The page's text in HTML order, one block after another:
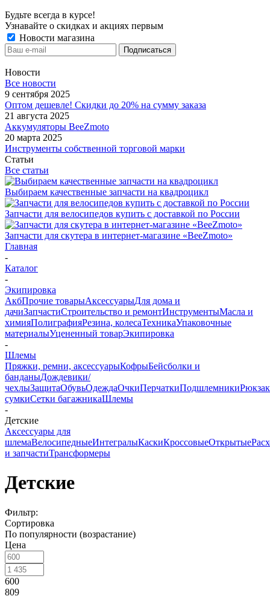
Будьте всегда в курсе!
Узнавайте о скидках и акциях первым
Новости магазина
Новости
Все новости
9 сентября 2025
Оптом дешевле! Скидки до 20% на сумму заказа
21 августа 2025
Аккумуляторы BeeZmoto
20 марта 2025
Инструменты собственной торговой марки
Статьи
Все статьи
Выбираем качественные запчасти на квадроцикл
Запчасти для велосипедов купить с доставкой по России
Запчасти для скутера в интернет-магазине «BeeZmoto»
Главная
-
Каталог
-
Экипировка
АкбПрочие товарыАксессуарыДля дома и
дачиЗапчастиСтроительство и ремонтИнструментыМасла и
химияПолиграфияРезина, колесаТехникаУпаковочные
материалыУцененный товарЭкипировка
-
Шлемы
Пряжки, ремни, аксессуарыКофрыБейсболки и
банданыДождевики/
чехлыЗащитаОбувьОдеждаОчкиПерчаткиПодшлемники
сумкиСетки багажникаШлемы
-
Детские
Аксессуары для
шлемаВелосипедныеИнтегралыКаскиКроссовыеОткрытые
и запчастиТрансформеры
Детские
Фильтр:
Сортировка
По популярности (возрастание)
Цена
600
809